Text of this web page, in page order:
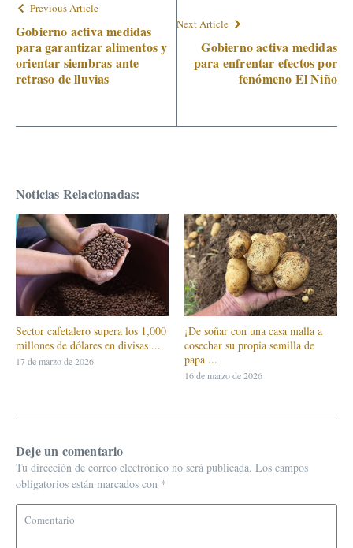
Previous Article
Gobierno activa medidas
para garantizar alimentos y
orientar siembras ante
retraso de lluvias
Next Article
Gobierno activa medidas
para enfrentar efectos por
fenómeno El Niño
Noticias Relacionadas:
Sector cafetalero supera los 1,000
millones de dólares en divisas ...
17 de marzo de 2026
¡De soñar con una casa malla a
cosechar su propia semilla de
papa ...
16 de marzo de 2026
Deje un comentario
Tu dirección de correo electrónico no será publicada. Los campos
obligatorios están marcados con *